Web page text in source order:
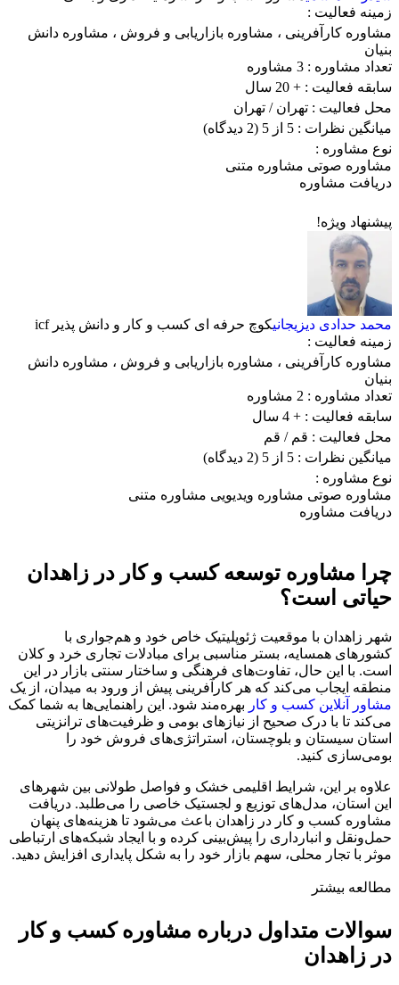
زمینه فعالیت :
مشاوره کارآفرینی ، مشاوره بازاریابی و فروش ، مشاوره دانش
بنیان
تعداد مشاوره : 3 مشاوره
سابقه فعالیت : + 20 سال
محل فعالیت : تهران/ تهران
میانگین نظرات : 5 از 5
(2 دیدگاه)
نوع مشاوره :
مشاوره صوتی مشاوره متنی
دریافت مشاوره
پیشنهاد ویژه!
محمد حدادی دیزیجانیکوچ حرفه ای کسب و کار و دانش پذیر icf
زمینه فعالیت :
مشاوره کارآفرینی ، مشاوره بازاریابی و فروش ، مشاوره دانش
بنیان
تعداد مشاوره : 2 مشاوره
سابقه فعالیت : + 4 سال
محل فعالیت : قم/ قم
میانگین نظرات : 5 از 5
(2 دیدگاه)
نوع مشاوره :
مشاوره صوتی مشاوره ویدیویی مشاوره متنی
دریافت مشاوره
چرا مشاوره توسعه کسب و کار در زاهدان
حیاتی است؟
شهر زاهدان با موقعیت ژئوپلیتیک خاص خود و هم‌جواری با
کشورهای همسایه، بستر مناسبی برای مبادلات تجاری خرد و کلان
است. با این حال، تفاوت‌های فرهنگی و ساختار سنتی بازار در این
منطقه ایجاب می‌کند که هر کارآفرینی پیش از ورود به میدان، از یک
مشاور آنلاین کسب و کار بهره‌مند شود. این راهنمایی‌ها به شما کمک
می‌کند تا با درک صحیح از نیازهای بومی و ظرفیت‌های ترانزیتی
استان سیستان و بلوچستان، استراتژی‌های فروش خود را
بومی‌سازی کنید.
علاوه بر این، شرایط اقلیمی خشک و فواصل طولانی بین شهرهای
این استان، مدل‌های توزیع و لجستیک خاصی را می‌طلبد. دریافت
مشاوره کسب و کار در زاهدان باعث می‌شود تا هزینه‌های پنهان
حمل‌ونقل و انبارداری را پیش‌بینی کرده و با ایجاد شبکه‌های ارتباطی
موثر با تجار محلی، سهم بازار خود را به شکل پایداری افزایش دهید.
مطالعه بیشتر
سوالات متداول درباره مشاوره کسب و کار
در زاهدان